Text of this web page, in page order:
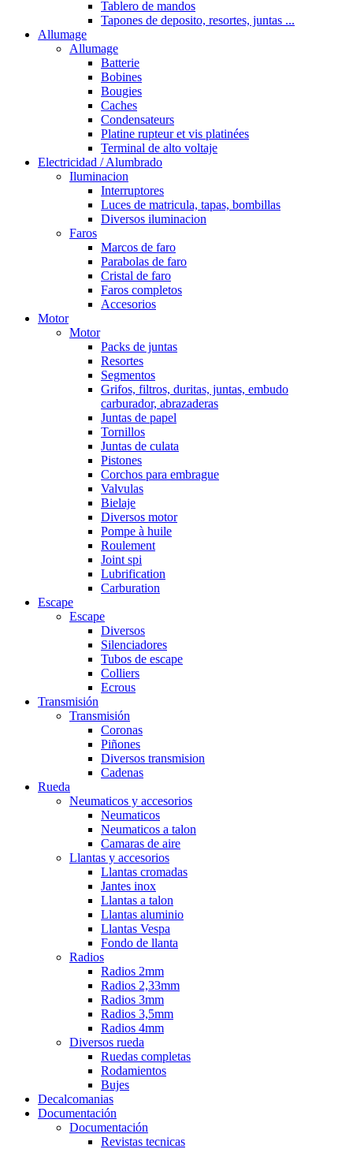
Tablero de mandos
Tapones de deposito, resortes, juntas ...
Allumage
Allumage
Batterie
Bobines
Bougies
Caches
Condensateurs
Platine rupteur et vis platinées
Terminal de alto voltaje
Electricidad / Alumbrado
Iluminacion
Interruptores
Luces de matricula, tapas, bombillas
Diversos iluminacion
Faros
Marcos de faro
Parabolas de faro
Cristal de faro
Faros completos
Accesorios
Motor
Motor
Packs de juntas
Resortes
Segmentos
Grifos, filtros, duritas, juntas, embudo
carburador, abrazaderas
Juntas de papel
Tornillos
Juntas de culata
Pistones
Corchos para embrague
Valvulas
Bielaje
Diversos motor
Pompe à huile
Roulement
Joint spi
Lubrification
Carburation
Escape
Escape
Diversos
Silenciadores
Tubos de escape
Colliers
Ecrous
Transmisión
Transmisión
Coronas
Piñones
Diversos transmision
Cadenas
Rueda
Neumaticos y accesorios
Neumaticos
Neumaticos a talon
Camaras de aire
Llantas y accesorios
Llantas cromadas
Jantes inox
Llantas a talon
Llantas aluminio
Llantas Vespa
Fondo de llanta
Radios
Radios 2mm
Radios 2,33mm
Radios 3mm
Radios 3,5mm
Radios 4mm
Diversos rueda
Ruedas completas
Rodamientos
Bujes
Decalcomanias
Documentación
Documentación
Revistas tecnicas